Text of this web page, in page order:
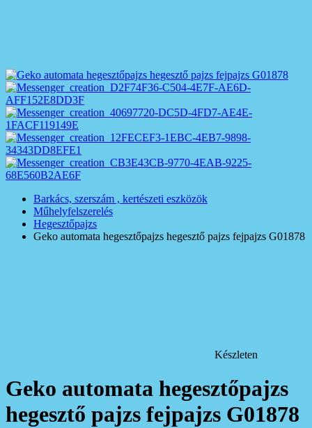
Barkács, szerszám , kertészeti eszközök
Műhelyfelszerelés
Hegesztőpajzs
Geko automata hegesztőpajzs hegesztő pajzs fejpajzs G01878
Készleten
Geko automata hegesztőpajzs
hegesztő pajzs fejpajzs G01878